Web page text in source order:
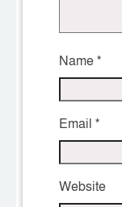
Name*
Email *
Website